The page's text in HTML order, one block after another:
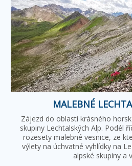
MALEBNÉ
Zájezd do oblasti krásného
skupiny Lechtalských Alp. Podél
rozesety malebné vesnice, ze
výlety na úchvatné vyhlídky na
alpské skupiny a